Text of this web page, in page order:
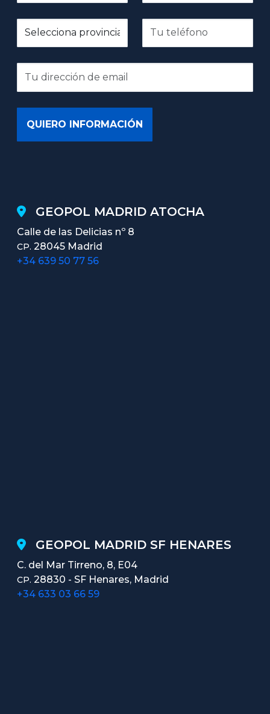
GEOPOL MADRID ATOCHA
Calle de las Delicias nº 8
CP. 28045 Madrid
+34 639 50 77 56
GEOPOL MADRID SF HENARES
C. del Mar Tirreno, 8, E04
CP. 28830 - SF Henares, Madrid
+34 633 03 66 59